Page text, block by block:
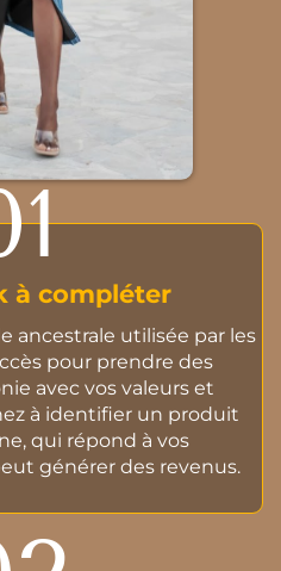
à compléter
ancestrale utilisée par les
pour prendre des
avec vos valeurs et
à identifier un produit
qui répond à vos
générer des revenus.